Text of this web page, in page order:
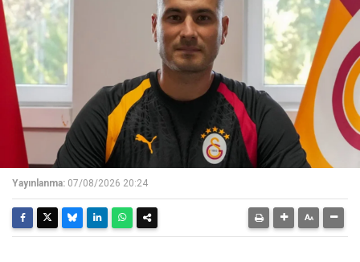
Yayınlanma: 07/08/2026 20:24